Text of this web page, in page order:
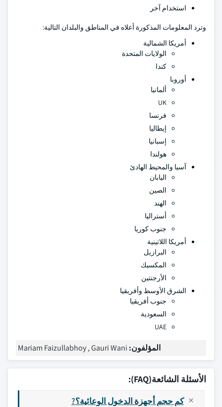
استخدام آخر
وترد المعلومات المذكورة أعلاه في المناطق والبلدان التالية:
أمريكا الشمالية
الولايات المتحدة
كندا
أوروبا
ألمانيا
UK
فرنسا
إيطاليا
إسبانيا
هولندا
آسيا والمحيط الهادئ
اليابان
الصين
الهند
أستراليا
جنوب كوريا
أمريكا اللاتينية
البرازيل
المكسيك
الأرجنتين
الشرق الأوسط وأفريقيا
جنوب أفريقيا
السعودية
UAE
المؤلفون: Mariam Faizullabhoy , Gauri Wani
الأسئلة الشائعة(FAQ):
كم حجم أجهزة الدخول الوعائية؟?